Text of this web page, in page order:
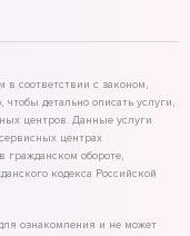
в соответствии с законом,
детально описать услуги,
центров. Данные услуги
центрах
обороте,
кодекса Российской
ознакомления и не может